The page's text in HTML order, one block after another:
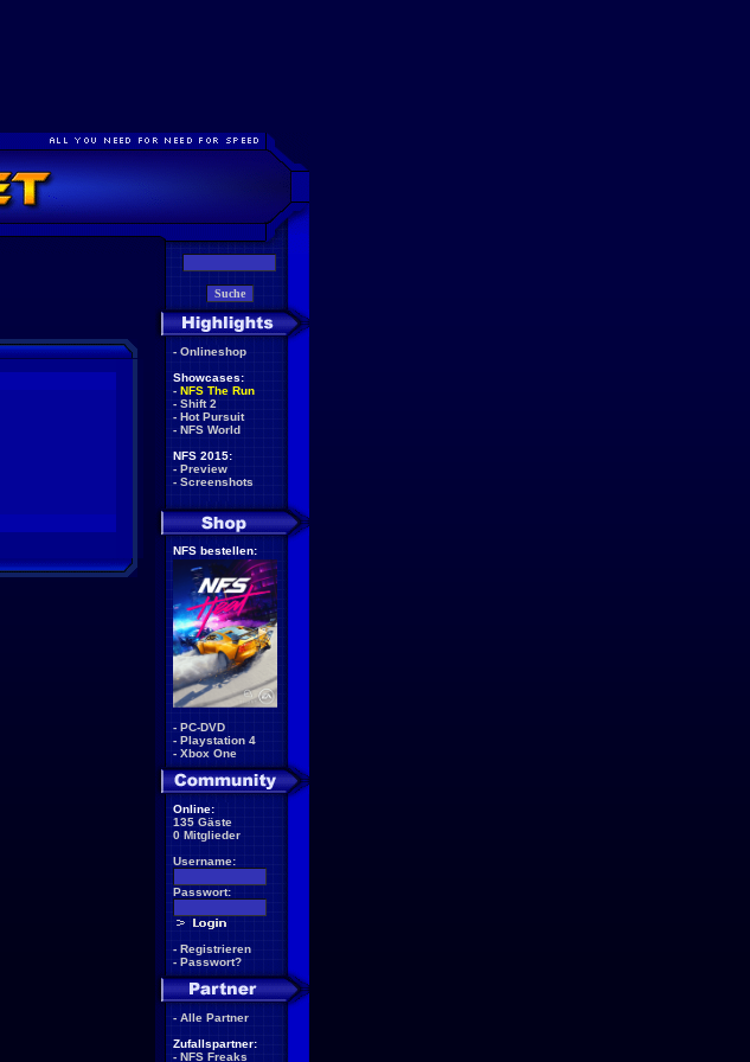
- Onlineshop
Showcases:
- NFS The Run
- Shift 2
- Hot Pursuit
- NFS World
NFS 2015:
- Preview
- Screenshots
NFS bestellen:
- PC-DVD
- Playstation 4
- Xbox One
Online:
135 Gäste
0 Mitglieder
Username:
Passwort:
- Registrieren
- Passwort?
- Alle Partner
Zufallspartner:
- NFS Freaks